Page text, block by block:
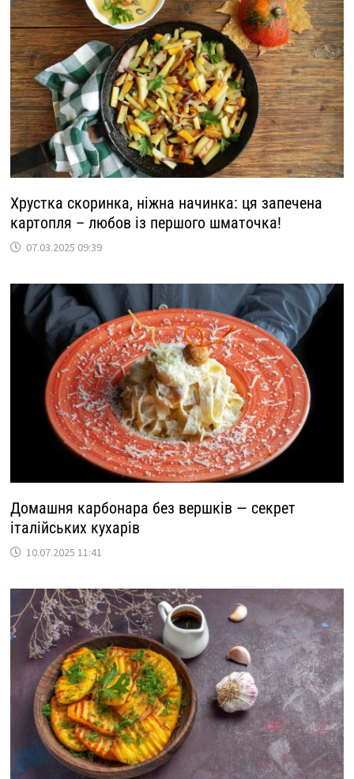
Хрустка скоринка, ніжна начинка: ця запечена
картопля – любов із першого шматочка!
07.03.2025 09:39
Домашня карбонара без вершків — секрет
італійських кухарів
10.07.2025 11:41